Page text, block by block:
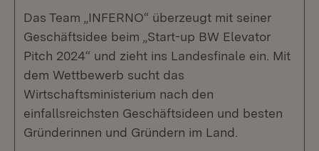
Das Team „INFERNO“ überzeugt mit seiner
Geschäftsidee beim „Start-up BW Elevator
Pitch 2024“ und zieht ins Landesfinale ein. Mit
dem Wettbewerb sucht das
Wirtschaftsministerium nach den
einfallsreichsten Geschäftsideen und besten
Gründerinnen und Gründern im Land.